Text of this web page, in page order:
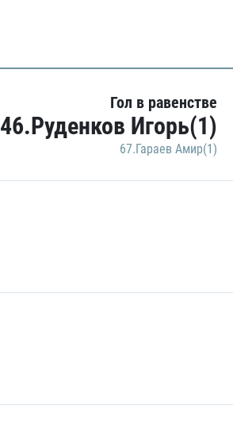
Гол в равенстве
46.Руденков Игорь(1)
67.Гараев Амир(1)